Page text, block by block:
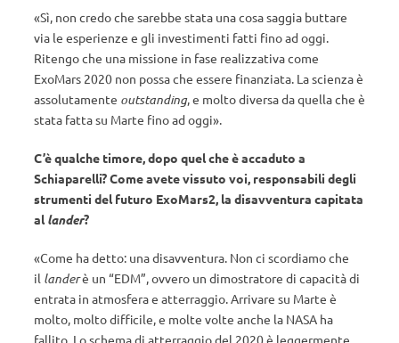
«Sì, non credo che sarebbe stata una cosa saggia buttare
via le esperienze e gli investimenti fatti fino ad oggi.
Ritengo che una missione in fase realizzativa come
ExoMars 2020 non possa che essere finanziata. La scienza è
assolutamente outstanding, e molto diversa da quella che è
stata fatta su Marte fino ad oggi».
C’è qualche timore, dopo quel che è accaduto a
Schiaparelli? Come avete vissuto voi, responsabili degli
strumenti del futuro ExoMars2, la disavventura capitata
allander?
«Come ha detto: una disavventura. Non ci scordiamo che
il landerè un “EDM”, ovvero un dimostratore di capacità di
entrata in atmosfera e atterraggio. Arrivare su Marte è
molto, molto difficile, e molte volte anche la NASA ha
fallito. Lo schema di atterraggio del 2020 è leggermente